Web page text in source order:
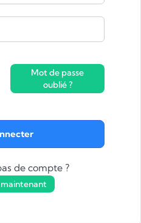
Mot de passe
oublié ?
de compte ?
maintenant